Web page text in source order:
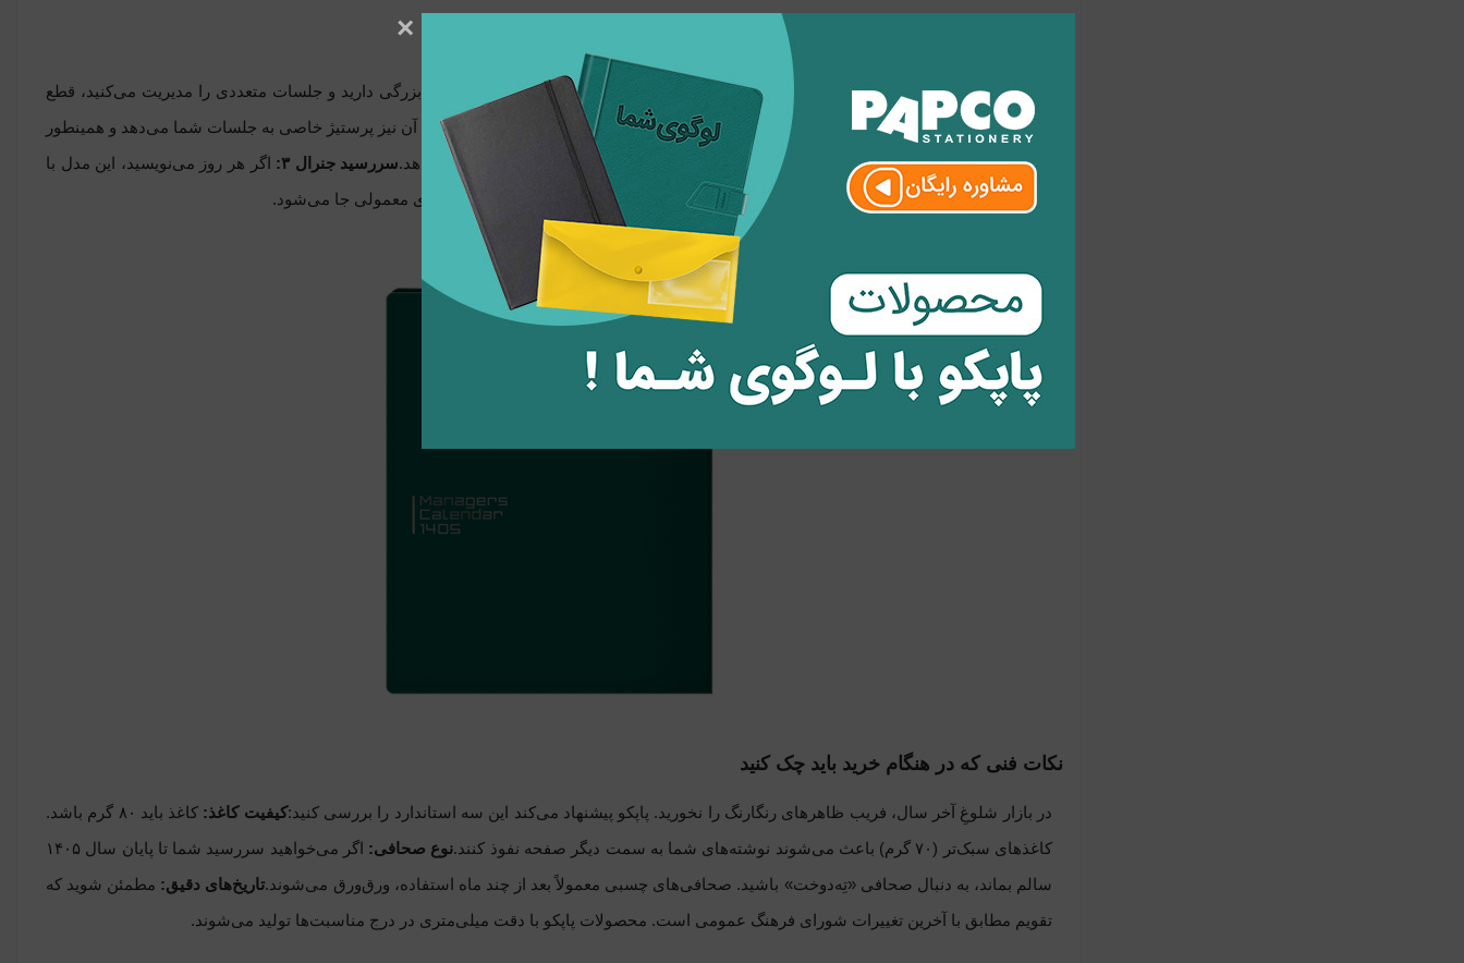
راهنمای خرید سررسید؛ از مدیران تا جنرال
در انتخاب سررسید، «اندازه» و «نوع جلد» حرف اول را می‌زند: سررسید مدیران:اگر میز کار بزرگی دارید و جلسات متعددی را مدیریت می‌کنید، قطع
بزرگ این سررسید به شما اجازه می‌دهد تمام جزئیات را در یک صفحه ببینید. جلد چرم مصنوعی آن نیز پرستیژ خاصی به جلسات شما می‌دهد و همینطور
داشتن برگه‌های بیشتر با قابلیت اضافه کردن فضای نوشتاری بیشتری در اختیار شما قرار می‌دهد.سررسید جنرال ۳:
اگر هر روز می‌نویسید، این مدل با
چیدمان «روز در صفحه» بهترین گزینه است. این سررسید به دلیل قطع A5، به راحتی در کیف‌های معمولی جا می‌شود.
نکات فنی که در هنگام خرید باید چک کنید
در بازار شلوغِ آخر سال، فریب ظاهرهای رنگارنگ را نخورید. پاپکو پیشنهاد می‌کند این سه استاندارد را بررسی کنید:کیفیت کاغذ:
کاغذ باید ۸۰ گرم باشد.
کاغذهای سبک‌تر (۷۰ گرم) باعث می‌شوند نوشته‌های شما به سمت دیگر صفحه نفوذ کنند.
نوع صحافی:
اگر می‌خواهید سررسید شما تا پایان سال ۱۴۰۵
سالم بماند، به دنبال صحافی «تِه‌دوخت» باشید. صحافی‌های چسبی معمولاً بعد از چند ماه استفاده، ورق‌ورق می‌شوند.تاریخ‌های دقیق: مطمئن شوید که
تقویم مطابق با آخرین تغییرات شورای فرهنگ عمومی است. محصولات پاپکو با دقت میلی‌متری در درج مناسبت‌ها تولید می‌شوند.
×